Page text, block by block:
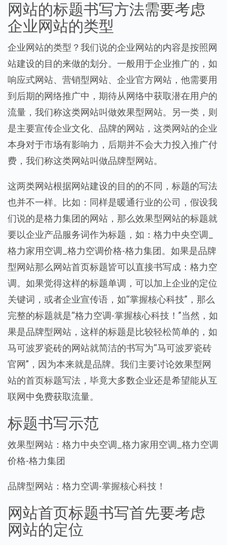
网站的标题书写方法需要考虑
企业网站的类型
企业网站的类型？我们说的企业网站的内容是按照网
站建设的目的来做的划分。一般用于企业推广的，如
响应式网站、营销型网站、企业官方网站，他需要用
到后期的网络推广中，期待从网络中获取潜在用户的
流量，我们称这类网站叫做效果型网站。另一类，则
是主要宣传企业文化、品牌的网站，这类网站的企业
本身对于市场有影响力，后期并不会大力投入推广付
费，我们称这类网站叫做品牌型网站。
这两类网站根据网站建设的目的的不同，标题的写法
也并不一样。比如：同样是暖通行业的公司，假设我
们说的是格力集团的网站，那么效果型网站的标题就
要以企业产品服务词作为标题，如：格力中央空调_
格力家用空调_格力空调价格-格力集团。如果是品牌
型网站那么网站首页标题皆可以直接书写成：格力空
调。如果觉得这样的标题单调，可以加上企业的定位
关键词，或者企业宣传语，如“掌握核心科技”，那么
完整的标题就是“格力空调-掌握核心科技！”当然，如
果是品牌型网站，这样的标题是比较轻松简单的，如
马可波罗瓷砖的网站就简洁的书写为“马可波罗瓷砖
官网”，因为本来就是品牌。我们主要讨论效果型网
站的首页标题写法，毕竟大多数企业还是希望能从互
联网中免费获取流量。
标题书写示范
效果型网站：格力中央空调_格力家用空调_格力空调
价格-格力集团
品牌型网站：格力空调-掌握核心科技！
网站首页标题书写首先要考虑
网站的定位